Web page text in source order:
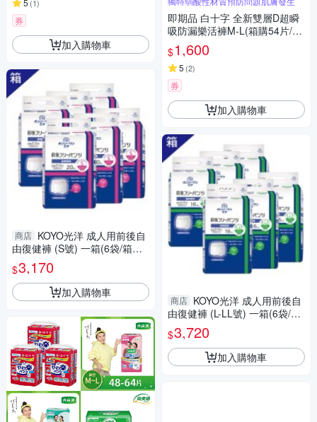
5 (1)
券
加入購物車
商店 KOYO光洋 成人用前後自
由復健褲 (S號) 一箱(6袋/箱，
共120片)
$3,170
加入購物車
即期品 白十字 全新雙層D超瞬
吸防漏樂活褲M-L(箱購54片/18
片x3包-日本原裝進口)(腰圍60~
95cm)(有效日期至2026.12.27)
$1,600
5 (2)
券
加入購物車
商店 KOYO光洋 成人用前後自
由復健褲 (L-LL號) 一箱(6袋/
箱，共96片)
$3,720
加入購物車